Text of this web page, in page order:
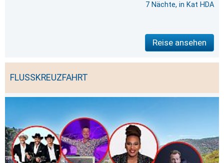
7 Nächte, in Kat HDA
Reise ansehen
FLUSSKREUZFAHRT